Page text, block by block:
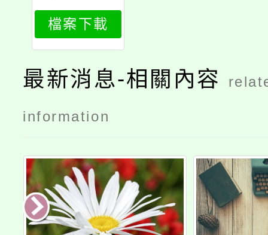
1921_attac
h1
檔案下載
最新消息-相關內容
information